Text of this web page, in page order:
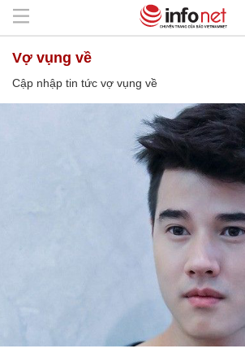
vợ vụng về
Cập nhập tin tức vợ vụng về